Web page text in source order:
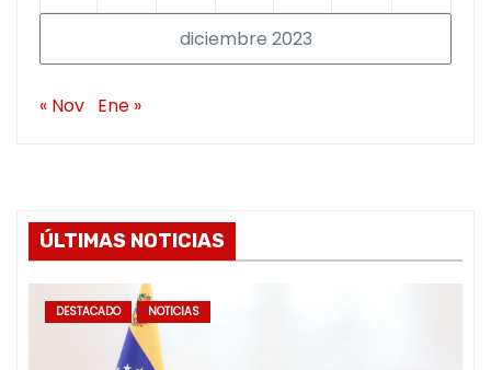
diciembre 2023
« Nov Ene »
ÚLTIMAS NOTICIAS
DESTACADO NOTICIAS